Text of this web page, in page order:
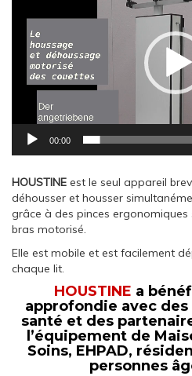
00:00
HOUSTINE est le seul appareil
déhousser et housser
grâce à des pinces
bras motorisé.
Elle est mobile et est facilement
chaque lit.
HOUSTINE a
approfondie avec
santé et des
l’équipement de
Soins, EHPAD,
personnes